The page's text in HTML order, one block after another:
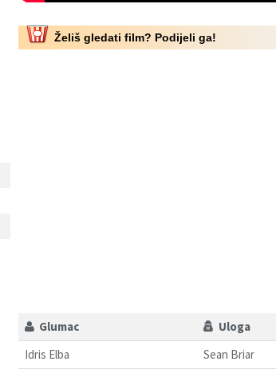
Želiš gledati film? Podijeli ga!
Glumac
Uloga
Idris Elba
Sean Briar